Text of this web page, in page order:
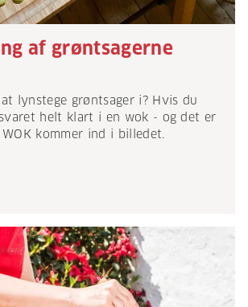
af grøntsagerne
lynstege grøntsager i? Hvis du
helt klart i en wok - og det er
WOK kommer ind i billedet.